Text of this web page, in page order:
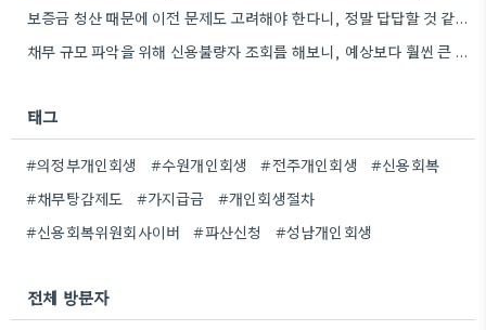
보증금 청산 때문에 이전 문제도 고려해야 한다니, 정말 답답할 것 같아요. 1억 원이라는 큰 금액…
채무 규모 파악을 위해 신용불량자 조회를 해보니, 예상보다 훨씬 큰 금액이었네요. 꼼꼼하게 확인하는 게 중요하겠어요.
태그
#의정부개인회생 #수원개인회생 #전주개인회생
#신용회복
#채무탕감제도
#가지급금
#개인회생절차
#신용회복위원회사이버
#파산신청 #성남개인회생
전체 방문자